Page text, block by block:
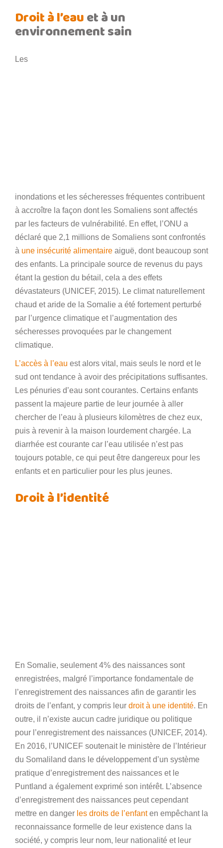
Droit à l’eauet à un
environnement sain
Les
inondations et les sécheresses fréquentes contribuent
à accroître la façon dont les Somaliens sont affectés
par les facteurs de vulnérabilité. En effet, l’ONU a
déclaré que 2,1 millions de Somaliens sont confrontés
à une insécurité alimentaire aiguë, dont beaucoup sont
des enfants. La principale source de revenus du pays
étant la gestion du bétail, cela a des effets
dévastateurs (UNICEF, 2015). Le climat naturellement
chaud et aride de la Somalie a été fortement perturbé
par l’urgence climatique et l’augmentation des
sécheresses provoquées par le changement
climatique.
L’accès à l’eau est alors vital, mais seuls le nord et le
sud ont tendance à avoir des précipitations suffisantes.
Les pénuries d’eau sont courantes. Certains enfants
passent la majeure partie de leur journée à aller
chercher de l’eau à plusieurs kilomètres de chez eux,
puis à revenir à la maison lourdement chargée. La
diarrhée est courante car l’eau utilisée n’est pas
toujours potable, ce qui peut être dangereux pour les
enfants et en particulier pour les plus jeunes.
Droit à l’identité
En Somalie, seulement 4% des naissances sont
enregistrées, malgré l’importance fondamentale de
l’enregistrement des naissances afin de garantir les
droits de l’enfant, y compris leur droit à une identité. En
outre, il n’existe aucun cadre juridique ou politique
pour l’enregistrement des naissances (UNICEF, 2014).
En 2016, l’UNICEF soutenait le ministère de l’Intérieur
du Somaliland dans le développement d’un système
pratique d’enregistrement des naissances et le
Puntland a également exprimé son intérêt. L’absence
d’enregistrement des naissances peut cependant
mettre en danger les droits de l’enfanten empêchant la
reconnaissance formelle de leur existence dans la
société, y compris leur nom, leur nationalité et leur